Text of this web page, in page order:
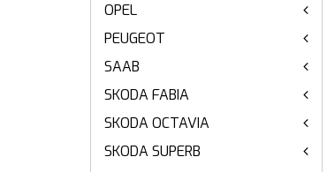
OPEL
PEUGEOT
SAAB
SKODA FABIA
SKODA OCTAVIA
SKODA SUPERB